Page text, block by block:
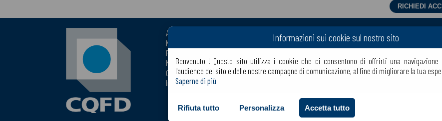
Accoglienza
Notizie
Presenza commerciale
Mappa del sito
Contattaci
Informazioni legali
La compagnia
Il nostro know-how
Crea un account
Il login
Aiuti per la
Dove
Informazioni sui cookie sul nostro sito
Benvenuto ! Questo sito utilizza i cookie che ci consentono di offrirti una navigazione
l'audience del sito e delle nostre campagne di comunicazione, al fine di migliorare la tua
Saperne di più